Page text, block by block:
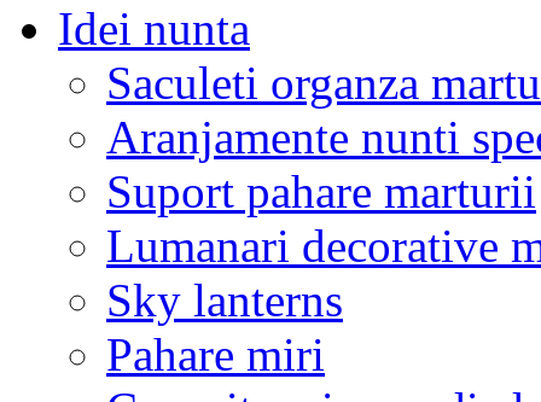
Idei nunta
Saculeti organza
Aranjamente nunti
Suport pahare marturii
Lumanari decorative
Sky lanterns
Pahare miri